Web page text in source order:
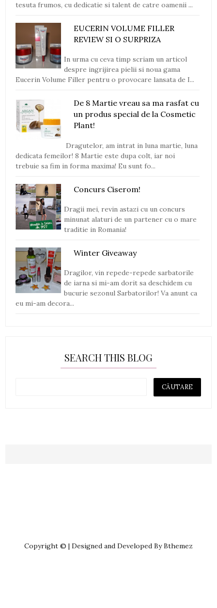
tesuta frumos, cu dedicatie si talent de catre oamenii ...
EUCERIN VOLUME FILLER
REVIEW SI O SURPRIZA
In urma cu ceva timp scriam un articol
despre ingrijirea pielii si noua gama
Eucerin Volume Filler pentru o provocare lansata de I...
De 8 Martie vreau sa ma rasfat cu
un produs special de la Cosmetic
Plant!
Dragutelor, am intrat in luna martie, luna
dedicata femeilor! 8 Martie este dupa colt, iar noi
trebuie sa fim in forma maxima! Eu sunt fo...
Concurs Ciserom!
Dragii mei, revin astazi cu un concurs
minunat alaturi de un partener cu o mare
traditie in Romania!
Winter Giveaway
Dragilor, vin repede-repede sarbatorile
de iarna si mi-am dorit sa deschidem cu
bucurie sezonul Sarbatorilor! Va anunt ca
eu mi-am decora...
SEARCH THIS BLOG
Copyright © | Designed and Developed By Bthemez